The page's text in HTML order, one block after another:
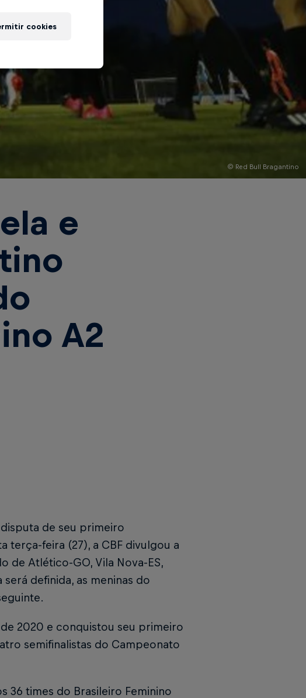
© Red Bull Bragantino
e
A2
de seu primeiro
terça-feira (27), a CBF divulgou a
de Atlético-GO, Vila Nova-ES,
definida, as meninas do
2020 e conquistou seu primeiro
semifinalistas do Campeonato
36 times do Brasileiro Feminino
cookies